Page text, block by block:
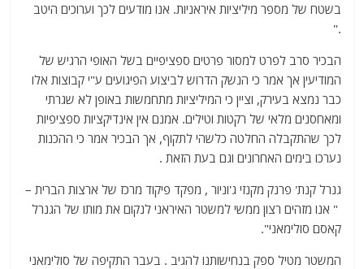
בשטח של מספר מיליציות איראניות. אנו מודעים לכך וערוכים היטב
."
הבכיר סרב לפרט למסור פרטים ספציפיים בשל האופי הרגיש של
המודיעין אך אמר כי הנשק הדרוש לביצוע הפיגועים ע"י קבוצות אלו
כבר נמצא בעירק, וציין כי המיליציות מתחמשות באופן לא שגרתי
ומאחסנים מלאי של רקטות וטילים. אמנם אין אינדיקציות ספציפיות
לכך שהתקבלה החלטה כלשהי לתקוף, אך הבכיר אמר כי ההכנות
נערכו בימים האחרונים וגם בעת הזאת .
גנרל קנת' פרנק מקנזי ג'וניור , מפקד פיקוד מרכז של ארצות הברית –
" אנו מזהים רצון ממשי למשטר האיראני לנקום את מותו של הגנרל
קאסם סולימאני".
המשטר מטיל ספק בנחישותנו להגיב . בעבר התקיפה של סולימאני